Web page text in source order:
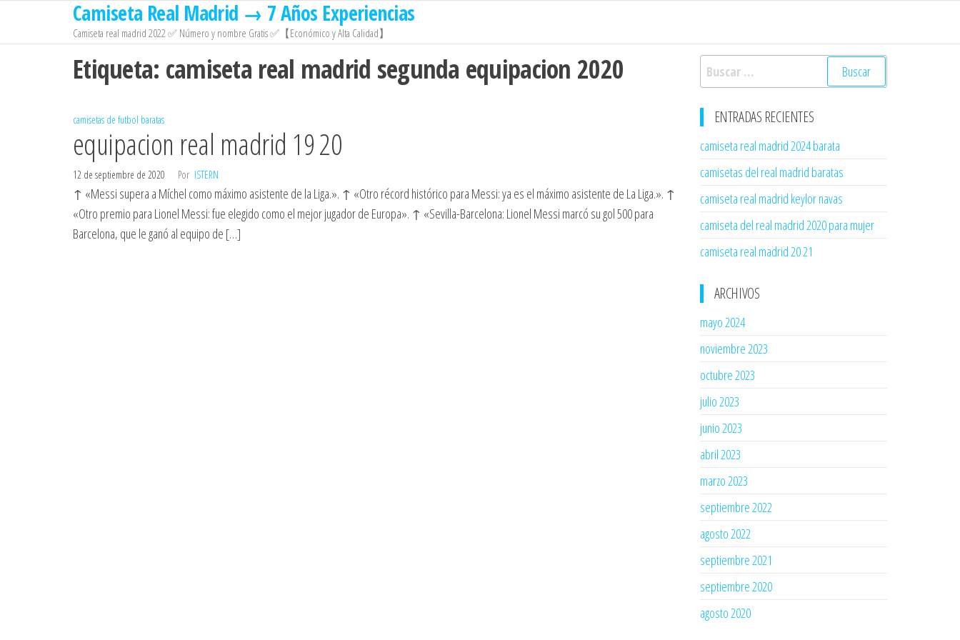
contenido
Camiseta Real Madrid → 7 Años Experiencias
Camiseta real madrid 2022 ✅ Número y nombre Gratis ✅【Económico y Alta Calidad】
Etiqueta: camiseta real madrid segunda equipacion 2020
camisetas de futbol baratas
equipacion real madrid 19 20
12 de septiembre de 2020 Por ISTERN
↑ «Messi supera a Míchel como máximo asistente de la Liga.». ↑ «Otro récord histórico para Messi: ya es el máximo asistente de La Liga.». ↑
«Otro premio para Lionel Messi: fue elegido como el mejor jugador de Europa». ↑ «Sevilla-Barcelona: Lionel Messi marcó su gol 500 para
Barcelona, que le ganó al equipo de […]
Buscar:
ENTRADAS RECIENTES
camiseta real madrid 2024 barata
camisetas del real madrid baratas
camiseta real madrid keylor navas
camiseta del real madrid 2020 para mujer
camiseta real madrid 20 21
ARCHIVOS
mayo 2024
noviembre 2023
octubre 2023
julio 2023
junio 2023
abril 2023
marzo 2023
septiembre 2022
agosto 2022
septiembre 2021
septiembre 2020
agosto 2020